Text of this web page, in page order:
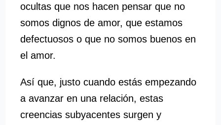
ocultas que nos hacen pensar que no
somos dignos de amor, que estamos
defectuosos o que no somos buenos en
el amor.
Así que, justo cuando estás empezando
a avanzar en una relación, estas
creencias subyacentes surgen y